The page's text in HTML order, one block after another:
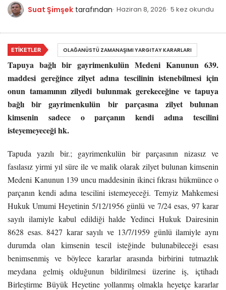
Suat Şimşek tarafından Haziran 8, 2026 5 kez okundu
Tapuya bağlı bir gayrimenkulün Medeni Kanunun 639.
maddesi gereğince zilyet adına tescilinin istenebilmesi için
onun tamamının zilyedi bulunmak gerekeceğine ve tapuya
bağlı bir gayrimenkulün bir parçasına zilyet bulunan
kimsenin sadece o parçanın kendi adına tescilini
isteyemeyeceği hk.
Tapuda yazılı bir.; gayrimenkulün bir parçasının nizasız ve
fasılasız yirmi yıl süre ile ve malik olarak zilyet bulunan kimsenin
Medeni Kanunun 139 uncu maddesinin ikinci fıkrası hükmünce o
parçanın kendi adına tescilini istemeyeceği. Temyiz Mahkemesi
Hukuk Umumi Heyetinin 5/12/1956 günlü ve 7/24 esas, 97 karar
sayılı ilamiyle kabul edildiği halde Yedinci Hukuk Dairesinin
8628 esas. 8427 karar sayılı ve 13/7/1959 günlü ilamiyle aynı
durumda olan kimsenin tescil isteğinde bulunabileceği esası
benimsenmiş ve böylece kararlar arasında birbirini tutmazlık
meydana gelmiş olduğunun bildirilmesi üzerine iş, içtihadı
Birleştirme Büyük Heyetine yollanmış olmakla heyetçe kararlar
ETIKETLER OLAĞANÜSTÜ ZAMANAŞIMI YARGITAY KARARLARI